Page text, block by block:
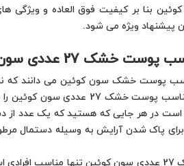
بر کیفیت فوق العاده و ویژگی
ویژه می شود.
27 عددی سون کوئین
پوست خشک سون کوئین می دانند که
نکاتی را در مورد نحوه استفاده
یادتان باشد که دستمال مرطوب مناسب پوست خشک 27